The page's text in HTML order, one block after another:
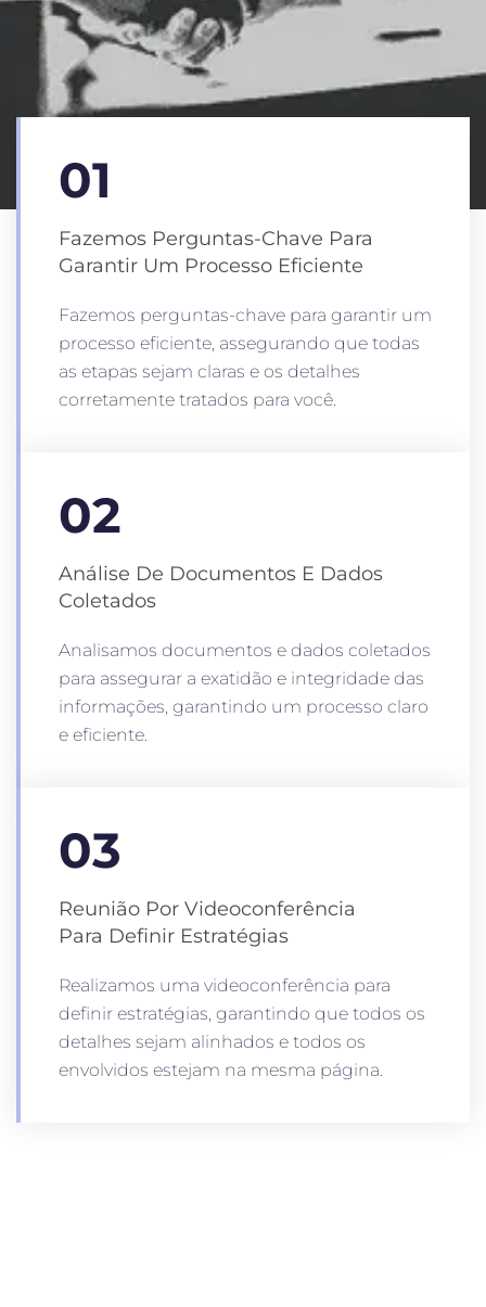
01
Fazemos Perguntas-Chave Para
Garantir Um Processo Eficiente
Fazemos perguntas-chave para garantir um
processo eficiente, assegurando que todas
as etapas sejam claras e os detalhes
corretamente tratados para você.
02
Análise De Documentos E Dados
Coletados
Analisamos documentos e dados coletados
para assegurar a exatidão e integridade das
informações, garantindo um processo claro
e eficiente.
03
Reunião Por Videoconferência
Para Definir Estratégias
Realizamos uma videoconferência para
definir estratégias, garantindo que todos os
detalhes sejam alinhados e todos os
envolvidos estejam na mesma página.